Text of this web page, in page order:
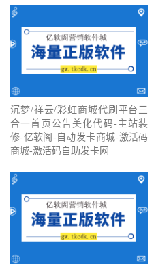
沉梦/祥云/彩虹商城代刷平台三
合一首页公告美化代码-主站装
修-亿软阁-自动发卡商城-激活码
商城-激活码自助发卡网